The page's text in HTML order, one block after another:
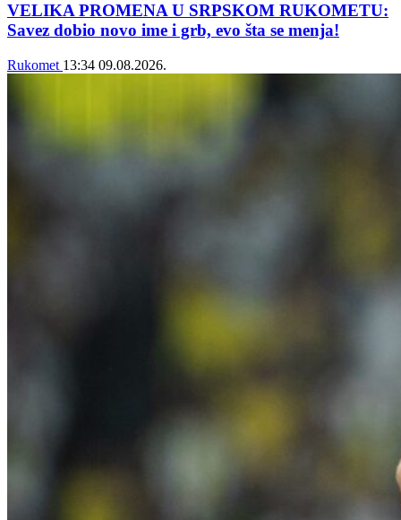
VELIKA PROMENA U SRPSKOM RUKOMETU:
Savez dobio novo ime i grb, evo šta se menja!
Rukomet 13:34 09.08.2026.